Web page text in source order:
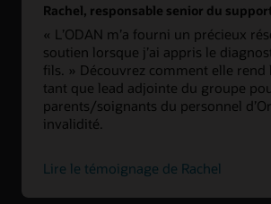
Rachel, responsable senior du
« L’ODAN m’a fourni un précieux
soutien lorsque j’ai appris le
fils. » Découvrez comment elle rend
tant que lead adjointe du groupe
parents/soignants du personnel
invalidité.
Lire le témoignage de Rachel